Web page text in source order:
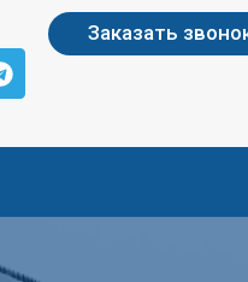
Заказать